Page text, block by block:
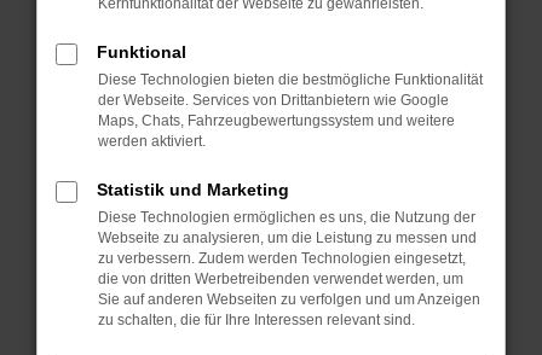
Hier sind ein paar Tipps, die dir helfen können:
Überprüfe deine Firewall und deine
Internetverbindung.
Laden andere Webseiten, zum Beispiel deine
Suchmaschine?
Manche Erweiterungen, wie Werbeblocker,
können das Laden bestimmter Seiten
verhindern. Funktioniert die Seite in einem
anderen Browser oder in einem privaten
Fenster?
Kernfunktionalität der Webseite zu gewährleisten.
Funktional
Diese Technologien bieten die bestmögliche Funktionalität
der Webseite. Services von Drittanbietern wie Google
Maps, Chats, Fahrzeugbewertungssystem und weitere
werden aktiviert.
Statistik und Marketing
Diese Technologien ermöglichen es uns, die Nutzung der
Webseite zu analysieren, um die Leistung zu messen und
zu verbessern. Zudem werden Technologien eingesetzt,
die von dritten Werbetreibenden verwendet werden, um
Sie auf anderen Webseiten zu verfolgen und um Anzeigen
zu schalten, die für Ihre Interessen relevant sind.